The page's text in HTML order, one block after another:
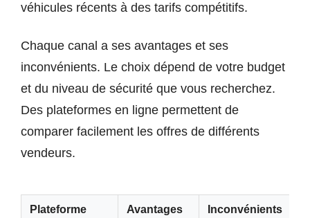
véhicules récents à des tarifs compétitifs.
Chaque canal a ses avantages et ses
inconvénients. Le choix dépend de votre budget
et du niveau de sécurité que vous recherchez.
Des plateformes en ligne permettent de
comparer facilement les offres de différents
vendeurs.
Plateforme Avantages Inconvénients